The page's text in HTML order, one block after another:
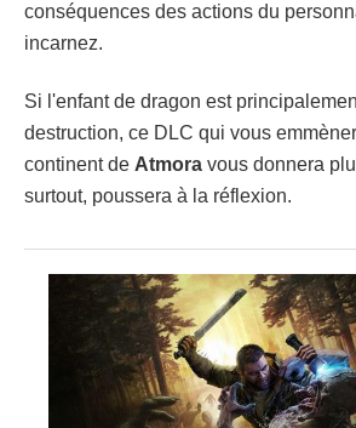
conséquences des actions du
incarnez.
Si l'enfant de dragon est
destruction, ce DLC qui vous
continent de Atmora vous donnera
surtout, poussera à la réflexion.